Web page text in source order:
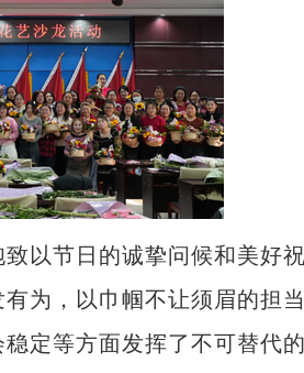
以节日的诚挚问候和美好
为，以巾帼不让须眉的担
定等方面发挥了不可替代的